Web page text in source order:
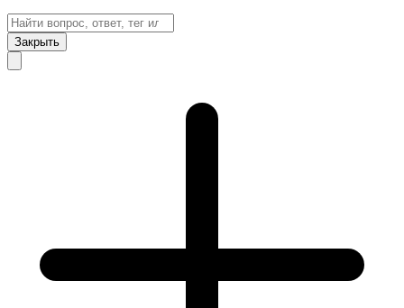
Закрыть